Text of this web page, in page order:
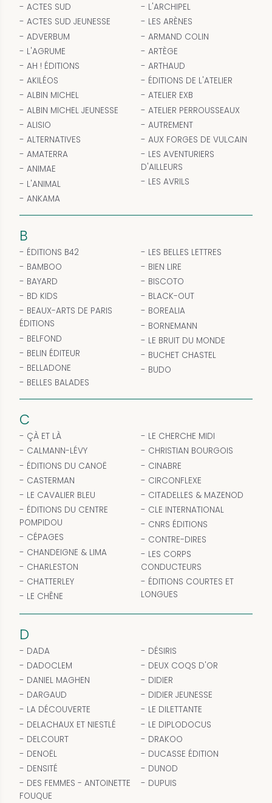
ACTES SUD
ACTES SUD JEUNESSE
ADVERBUM
L'AGRUME
AH ! ÉDITIONS
AKILÉOS
ALBIN MICHEL
ALBIN MICHEL JEUNESSE
ALISIO
ALTERNATIVES
AMATERRA
ANIMAE
L'ANIMAL
ANKAMA
L'ARCHIPEL
LES ARÈNES
ARMAND COLIN
ARTÈGE
ARTHAUD
ÉDITIONS DE L'ATELIER
ATELIER EXB
ATELIER PERROUSSEAUX
AUTREMENT
AUX FORGES DE VULCAIN
LES AVENTURIERS
D'AILLEURS
LES AVRILS
B
ÉDITIONS B42
BAMBOO
BAYARD
BD KIDS
BEAUX-ARTS DE PARIS
ÉDITIONS
BELFOND
BELIN ÉDITEUR
BELLADONE
BELLES BALADES
LES BELLES LETTRES
BIEN LIRE
BISCOTO
BLACK-OUT
BOREALIA
BORNEMANN
LE BRUIT DU MONDE
BUCHET CHASTEL
BUDO
C
ÇÀ ET LÀ
CALMANN-LÉVY
ÉDITIONS DU CANOË
CASTERMAN
LE CAVALIER BLEU
ÉDITIONS DU CENTRE
POMPIDOU
CÉPAGES
CHANDEIGNE & LIMA
CHARLESTON
CHATTERLEY
LE CHÊNE
LE CHERCHE MIDI
CHRISTIAN BOURGOIS
CINABRE
CIRCONFLEXE
CITADELLES & MAZENOD
CLE INTERNATIONAL
CNRS ÉDITIONS
CONTRE-DIRES
LES CORPS
CONDUCTEURS
ÉDITIONS COURTES ET
LONGUES
D
DADA
DADOCLEM
DANIEL MAGHEN
DARGAUD
LA DÉCOUVERTE
DELACHAUX ET NIESTLÉ
DELCOURT
DENOËL
DENSITÉ
DES FEMMES - ANTOINETTE
FOUQUE
DÉSIRIS
DEUX COQS D'OR
DIDIER
DIDIER JEUNESSE
LE DILETTANTE
LE DIPLODOCUS
DRAKOO
DUCASSE ÉDITION
DUNOD
DUPUIS